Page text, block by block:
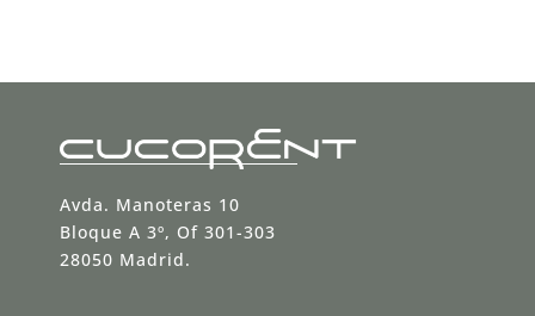
Avda. Manoteras 10
Bloque A 3º, Of 301-303
28050 Madrid.